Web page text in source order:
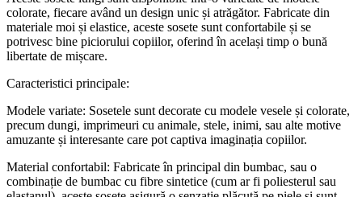
colorate, fiecare având un design unic și atrăgător. Fabricate din
materiale moi și elastice, aceste sosete sunt confortabile și se
potrivesc bine piciorului copiilor, oferind în același timp o bună
libertate de mișcare.
Caracteristici principale:
Modele variate: Sosetele sunt decorate cu modele vesele și colorate,
precum dungi, imprimeuri cu animale, stele, inimi, sau alte motive
amuzante și interesante care pot captiva imaginația copiilor.
Material confortabil: Fabricate în principal din bumbac, sau o
combinație de bumbac cu fibre sintetice (cum ar fi poliesterul sau